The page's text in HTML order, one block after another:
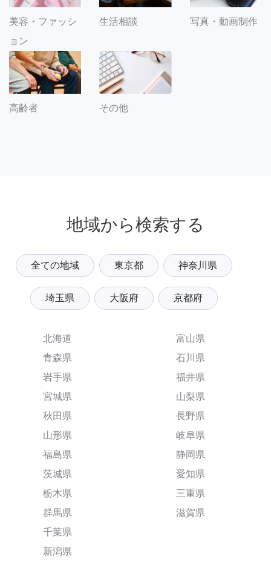
美容・ファッシ
ョン
生活相談 写真・動画制作
高齢者 その他
地域から検索する
全ての地域 東京都 神奈川県
埼玉県 大阪府 京都府
北海道
青森県
岩手県
宮城県
秋田県
山形県
福島県
茨城県
栃木県
群馬県
千葉県
新潟県
富山県
石川県
福井県
山梨県
長野県
岐阜県
静岡県
愛知県
三重県
滋賀県